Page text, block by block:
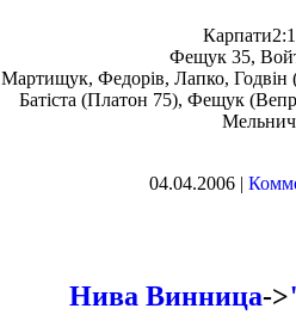
Фещук 35,
Мартищук, Федорів, Лапко, Годвін
Батіста (Платон 75), Фещук
04.04.2006 |
Нива Винница->